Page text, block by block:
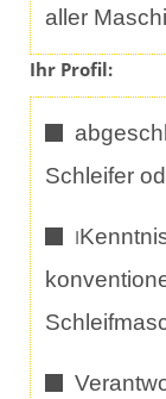
aller
Ihr Profil:
Schleifer
I